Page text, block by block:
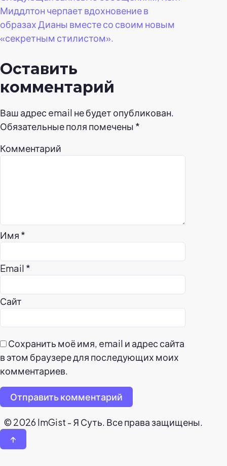
Миддлтон черпает вдохновение в
образах Дианы вместе со своим новым
«секретным стилистом».
Оставить
комментарий
Ваш адрес email не будет опубликован.
Обязательные поля помечены *
Комментарий
Имя *
Email *
Сайт
Сохранить моё имя, email и адрес сайта
в этом браузере для последующих моих
комментариев.
Отправить комментарий
© 2026 ImGist - Я Суть. Все права защищены.
↑